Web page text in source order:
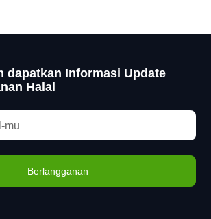
dapatkan Informasi Update
Halal